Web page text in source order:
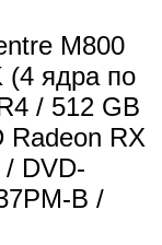
M800
(4 ядра по
/ 512 GB
Radeon RX
DVD-
B /